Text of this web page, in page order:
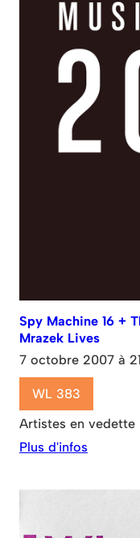
Spy Machine 16 +
Mrazek Lives
7 octobre 2007 à
WL 383
Artistes en vedette
Plus d'infos